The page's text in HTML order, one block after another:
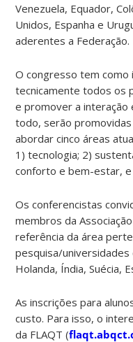
Venezuela, Equador,
Unidos, Espanha e
aderentes a Federação.
O congresso tem como
tecnicamente todos os
e promover a interação
todo, serão
abordar cinco áreas
1) tecnologia; 2)
conforto e bem-estar,
Os conferencistas
membros da
referência da área
pesquisa/universidades
Holanda, Índia, Suécia,
As inscrições para
custo. Para isso, o
da FLAQT (